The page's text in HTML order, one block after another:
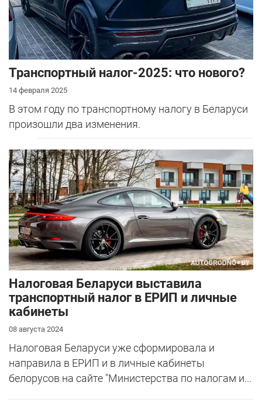
Транспортный налог-2025: что нового?
14 февраля 2025
В этом году по транспортному налогу в Беларуси
произошли два изменения.
Налоговая Беларуси выставила
транспортный налог в ЕРИП и личные
кабинеты
08 августа 2024
Налоговая Беларуси уже сформировала и
направила в ЕРИП и в личные кабинеты
белорусов на сайте "Министерства по налогам и...